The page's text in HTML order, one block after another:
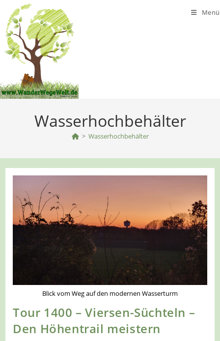
Inhalt
springen
Menü
Wasserhochbehälter
> Wasserhochbehälter
Blick vom Weg auf den modernen Wasserturm
Tour 1400 – Viersen-Süchteln –
Den Höhentrail meistern